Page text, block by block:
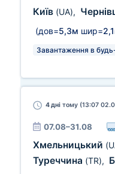
Київ (UA),
(дов=5,3м шир=
Завантаження в
4 дні тому (13:07
07.08–31.08
Хмельницький
Туреччина (TR),